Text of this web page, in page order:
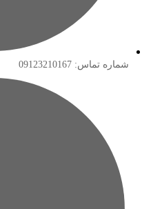
تماس: 09123210167